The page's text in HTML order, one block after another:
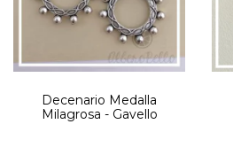
Decenario Medalla
Milagrosa - Gavello